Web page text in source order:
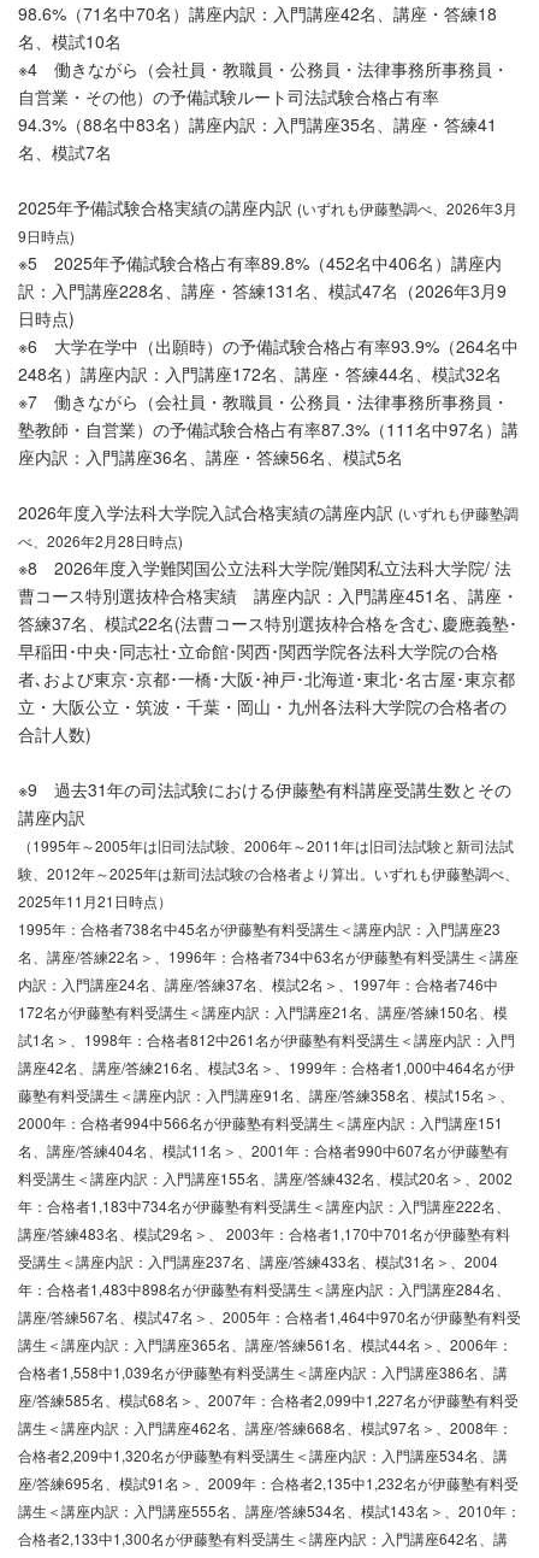
98.6%（71名中70名）講座内訳：入門講座42名、講座・答練18
名、模試10名
※4 働きながら（会社員・教職員・公務員・法律事務所事務員・
自営業・その他）の予備試験ルート司法試験合格占有率
94.3%（88名中83名）講座内訳：入門講座35名、講座・答練41
名、模試7名
2025年予備試験合格実績の講座内訳 (いずれも伊藤塾調べ、2026年3月
9日時点)
※5 2025年予備試験合格占有率89.8%（452名中406名）講座内
訳：入門講座228名、講座・答練131名、模試47名（2026年3月9
日時点)
※6 大学在学中（出願時）の予備試験合格占有率93.9%（264名中
248名）講座内訳：入門講座172名、講座・答練44名、模試32名
※7 働きながら（会社員・教職員・公務員・法律事務所事務員・
塾教師・自営業）の予備試験合格占有率87.3%（111名中97名）講
座内訳：入門講座36名、講座・答練56名、模試5名
2026年度入学法科大学院入試合格実績の講座内訳 (いずれも伊藤塾調
べ、2026年2月28日時点)
※8 2026年度入学難関国公立法科大学院/難関私立法科大学院/ 法
曹コース特別選抜枠合格実績 講座内訳：入門講座451名、講座・
答練37名、模試22名(法曹コース特別選抜枠合格を含む､慶應義塾･
早稲田･中央･同志社･立命館･関西･関西学院各法科大学院の合格
者､および東京･京都･一橋･大阪･神戸･北海道･東北･名古屋･東京都
立・大阪公立・筑波・千葉・岡山・九州各法科大学院の合格者の
合計人数)
※9 過去31年の司法試験における伊藤塾有料講座受講生数とその
講座内訳
（1995年～2005年は旧司法試験、2006年～2011年は旧司法試験と新司法試
験、2012年～2025年は新司法試験の合格者より算出。いずれも伊藤塾調べ、
2025年11月21日時点）
1995年：合格者738名中45名が伊藤塾有料受講生＜講座内訳：入門講座23
名、講座/答練22名＞、1996年：合格者734中63名が伊藤塾有料受講生＜講座
内訳：入門講座24名、講座/答練37名、模試2名＞、1997年：合格者746中
172名が伊藤塾有料受講生＜講座内訳：入門講座21名、講座/答練150名、模
試1名＞、1998年：合格者812中261名が伊藤塾有料受講生＜講座内訳：入門
講座42名、講座/答練216名、模試3名＞、1999年：合格者1,000中464名が伊
藤塾有料受講生＜講座内訳：入門講座91名、講座/答練358名、模試15名＞、
2000年：合格者994中566名が伊藤塾有料受講生＜講座内訳：入門講座151
名、講座/答練404名、模試11名＞、2001年：合格者990中607名が伊藤塾有
料受講生＜講座内訳：入門講座155名、講座/答練432名、模試20名＞、2002
年：合格者1,183中734名が伊藤塾有料受講生＜講座内訳：入門講座222名、
講座/答練483名、模試29名＞、 2003年：合格者1,170中701名が伊藤塾有料
受講生＜講座内訳：入門講座237名、講座/答練433名、模試31名＞、2004
年：合格者1,483中898名が伊藤塾有料受講生＜講座内訳：入門講座284名、
講座/答練567名、模試47名＞、2005年：合格者1,464中970名が伊藤塾有料受
講生＜講座内訳：入門講座365名、講座/答練561名、模試44名＞、2006年：
合格者1,558中1,039名が伊藤塾有料受講生＜講座内訳：入門講座386名、講
座/答練585名、模試68名＞、2007年：合格者2,099中1,227名が伊藤塾有料受
講生＜講座内訳：入門講座462名、講座/答練668名、模試97名＞、2008年：
合格者2,209中1,320名が伊藤塾有料受講生＜講座内訳：入門講座534名、講
座/答練695名、模試91名＞、2009年：合格者2,135中1,232名が伊藤塾有料受
講生＜講座内訳：入門講座555名、講座/答練534名、模試143名＞、2010年：
合格者2,133中1,300名が伊藤塾有料受講生＜講座内訳：入門講座642名、講